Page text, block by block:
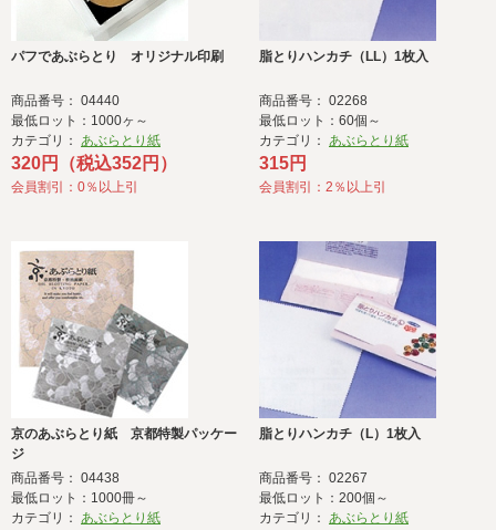
パフであぶらとり オリジナル印刷
商品番号： 04440
最低ロット：1000ヶ～
カテゴリ： あぶらとり紙
320円（税込352円）
会員割引：0％以上引
脂とりハンカチ（LL）1枚入
商品番号： 02268
最低ロット：60個～
カテゴリ： あぶらとり紙
315円
会員割引：2％以上引
京のあぶらとり紙 京都特製パッケー
ジ
商品番号： 04438
最低ロット：1000冊～
カテゴリ： あぶらとり紙
脂とりハンカチ（L）1枚入
商品番号： 02267
最低ロット：200個～
カテゴリ： あぶらとり紙